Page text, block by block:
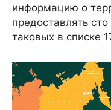
информацию о
предоставлять
таковых в списке